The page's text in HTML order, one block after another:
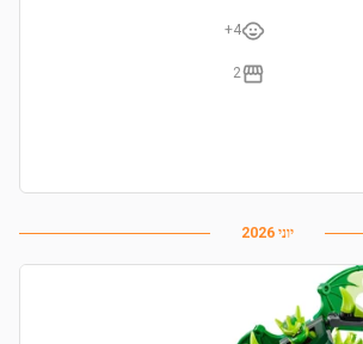
4+
2
יוני 2026